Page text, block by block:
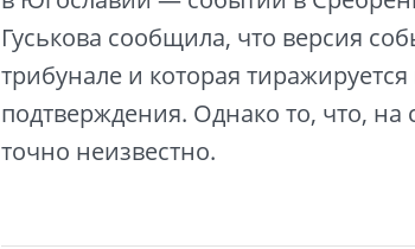
Гуськова сообщила, что версия
трибунале и которая
подтверждения. Однако то, что,
точно неизвестно.